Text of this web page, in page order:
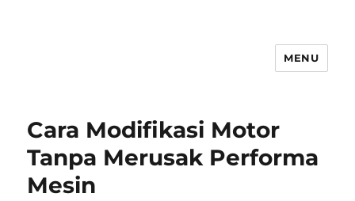
MENU
Cara Modifikasi Motor
Tanpa Merusak Performa
Mesin